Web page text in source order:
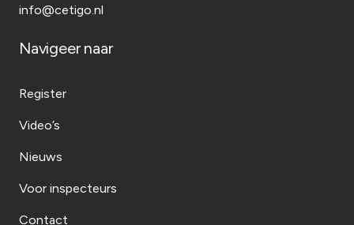
info@cetigo.nl
Navigeer naar
Register
Video’s
Nieuws
Voor inspecteurs
Contact